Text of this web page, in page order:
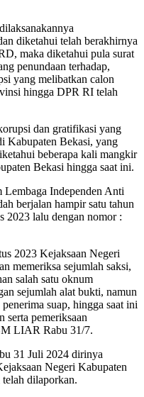
diketahui telah berakhirnya
maka diketahui pula surat
penundaan terhadap,
yang melibatkan calon
hingga DPR RI telah
dan gratifikasi yang
Kabupaten Bekasi, yang
beberapa kali mangkir
Bekasi hingga saat ini.
Independen Anti
berjalan hampir satu tahun
2023 lalu dengan nomor :
2023 Kejaksaan Negeri
memeriksa sejumlah saksi,
salah satu oknum
sejumlah alat bukti, namun
suap, hingga saat ini
serta pemeriksaan
LIAR Rabu 31/7.
31 Juli 2024 dirinya
Negeri Kabupaten
dilaporkan.